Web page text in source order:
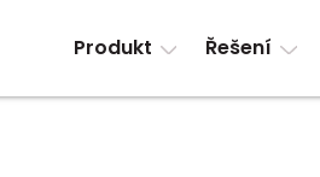
Produkt Řešení